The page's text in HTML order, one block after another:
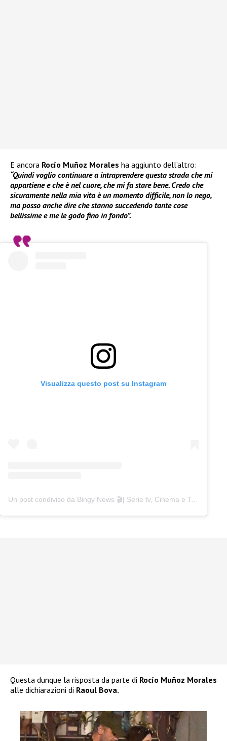
E ancora Rocío Muñoz Morales ha aggiunto dell’altro:
“Quindi voglio continuare a intraprendere questa strada che mi
appartiene e che è nel cuore, che mi fa stare bene. Credo che
sicuramente nella mia vita è un momento difficile, non lo nego,
ma posso anche dire che stanno succedendo tante cose
bellissime e me le godo fino in fondo”.
Visualizza questo post su Instagram
Un post condiviso da Bingy News 🎬| Serie tv, Cinema e Televisione (@bingynews)
Questa dunque la risposta da parte di Rocío Muñoz Morales
alle dichiarazioni di Raoul Bova.